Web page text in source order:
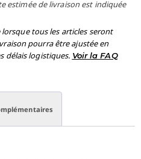
estimée de livraison est indiquée
tous les articles seront
pourra être ajustée en
délais logistiques. Voir la FAQ